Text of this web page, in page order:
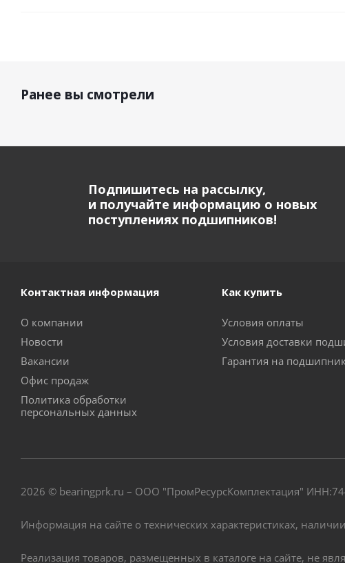
Ранее вы смотрели
Подпишитесь на рассылку,
и получайте информацию о новых
поступлениях подшипников!
Контактная информация
О компании
Новости
Вакансии
Офис продаж
Политика обработки
персональных данных
Как купить
Условия оплаты
Условия доставки
Гарантия на
2026 © bearingprk.ru – ООО "ПромРесурсКомплектация"
Информация на сайте о технических характеристиках,
Реализация товаров, размещенных в каталоге на сайте, не